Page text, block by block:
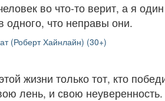
во что-то верит, а я
одного, что неправы они.
(Роберт Хайнлайн) (30+)
жизни только тот, кто
лень, и свою неуверенность.